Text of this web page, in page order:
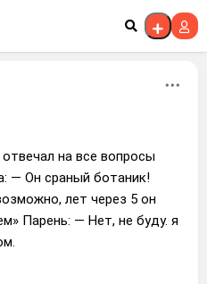
на все вопросы
— Он сраный ботаник!
лет через 5 он
Парень: — Нет, не буду. я